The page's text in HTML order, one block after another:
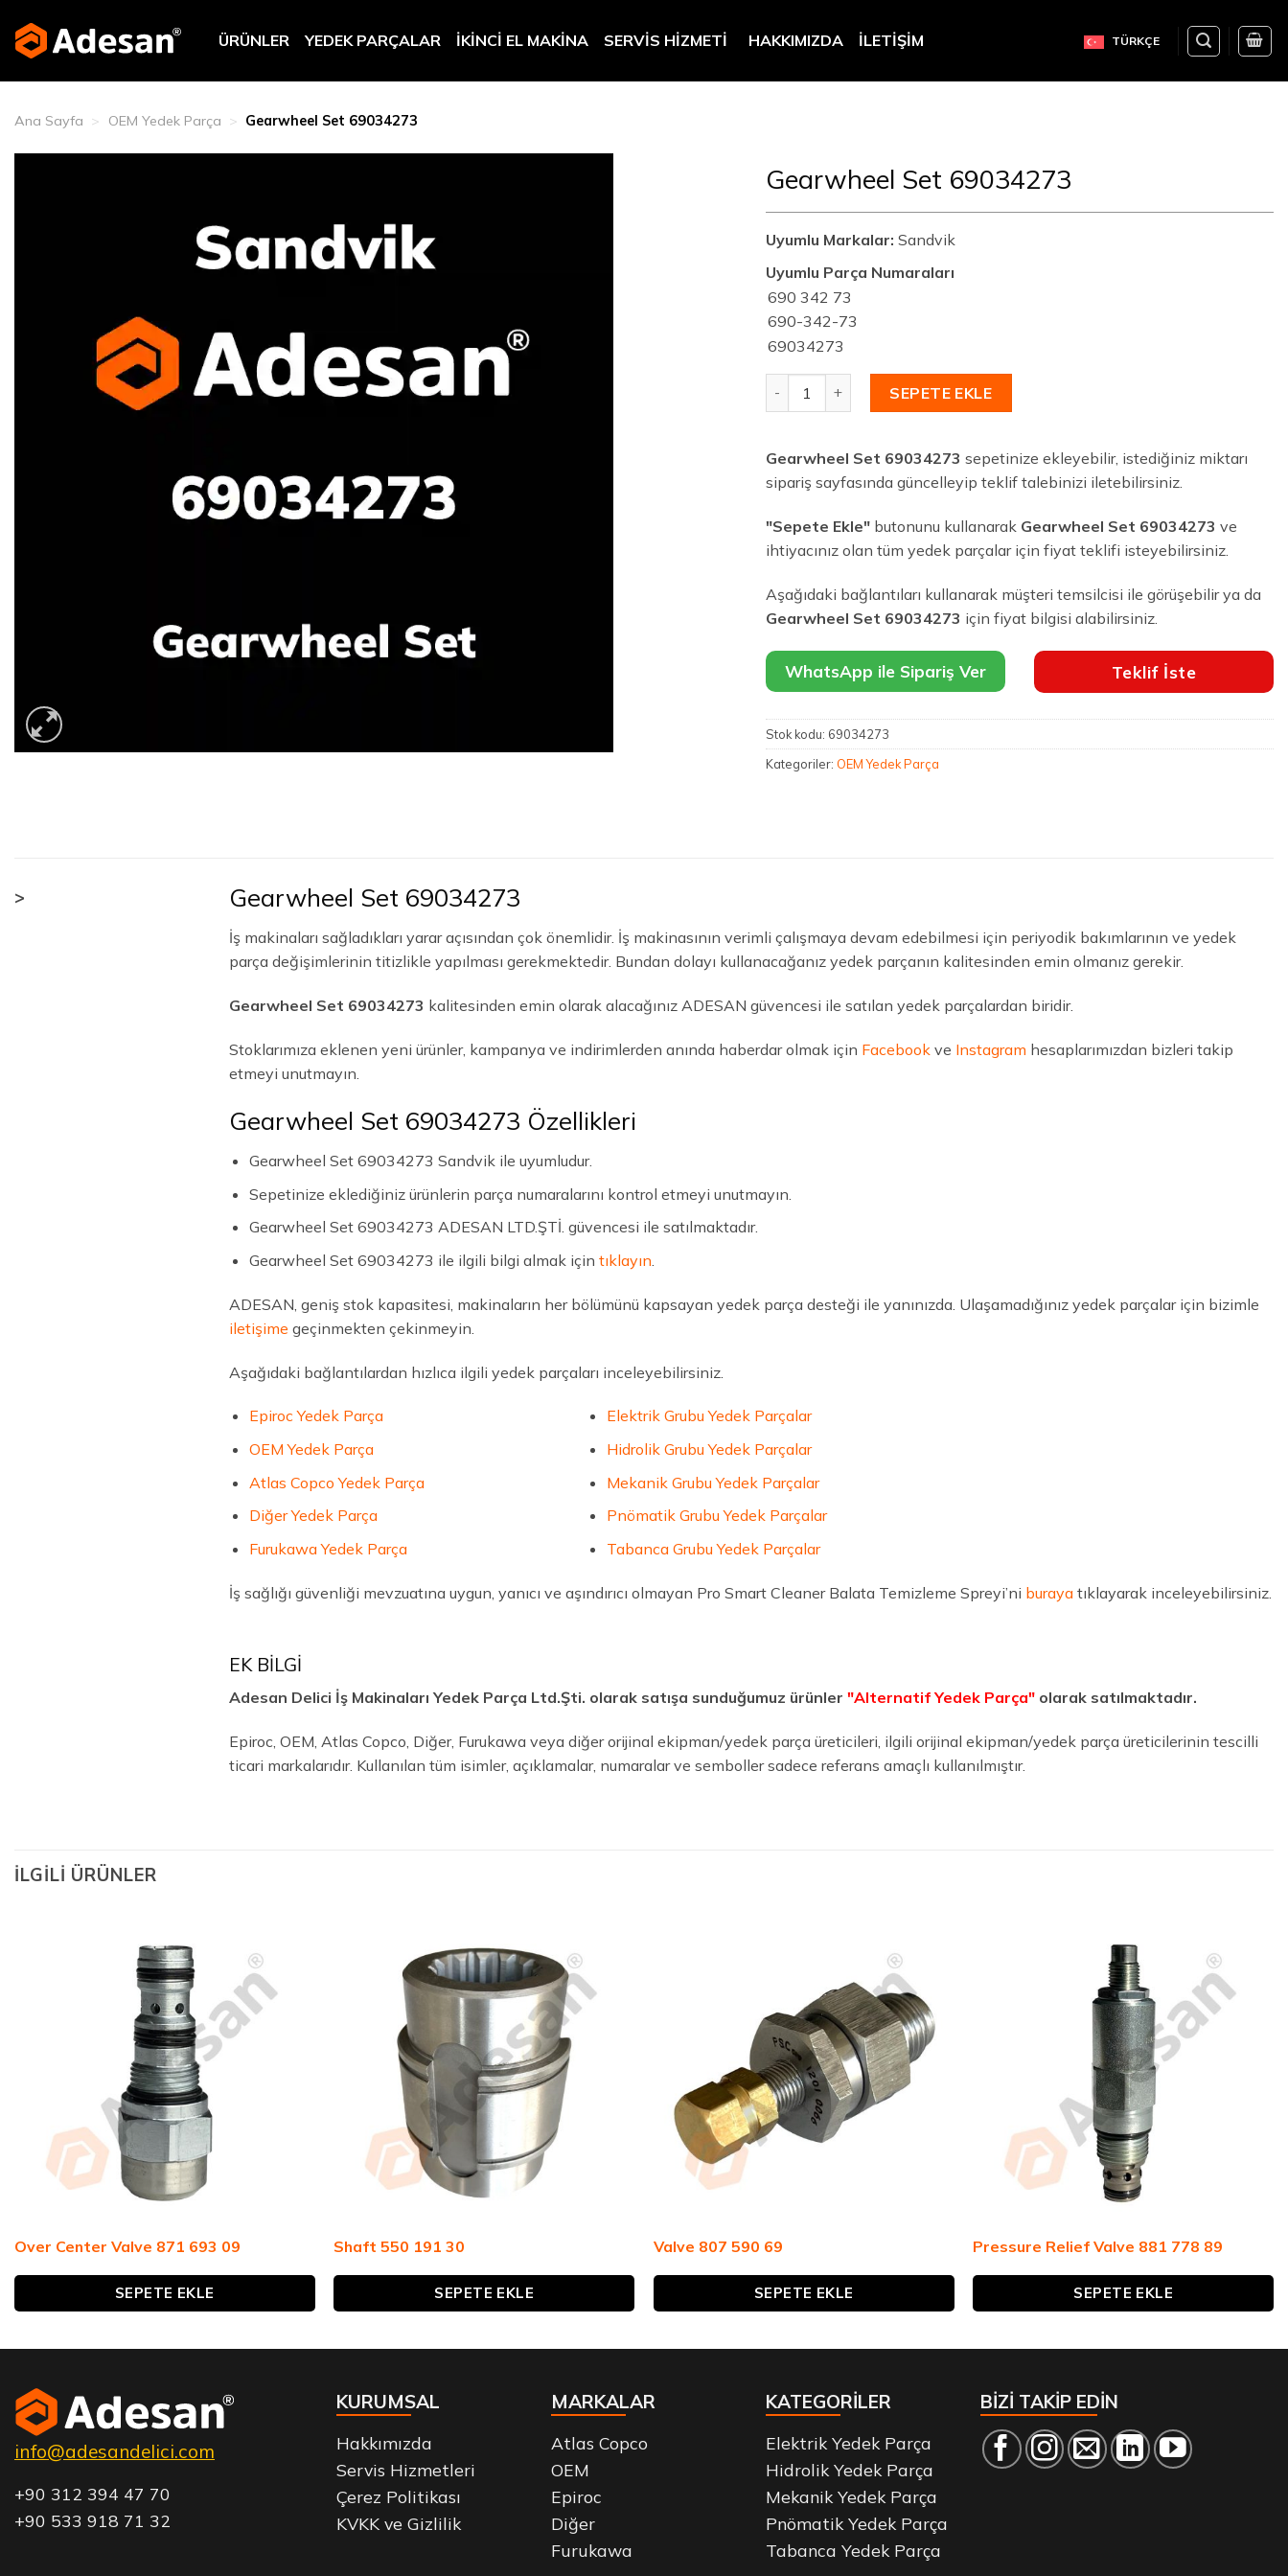
content
ÜRÜNLER YEDEK PARÇALAR İKINCI EL MAKINA SERVIS HIZMETI HAKKIMIZDA İLETIŞIM TÜRKÇE
Ana Sayfa > OEM Yedek Parça > Gearwheel Set 69034273
Gearwheel Set 69034273
Uyumlu Markalar: Sandvik
Uyumlu Parça Numaraları
690 342 73
690-342-73
69034273
SEPETE EKLE
Gearwheel Set 69034273 sepetinize ekleyebilir, istediğiniz miktarı
sipariş sayfasında güncelleyip teklif talebinizi iletebilirsiniz.
"Sepete Ekle" butonunu kullanarak Gearwheel Set 69034273 ve
ihtiyacınız olan tüm yedek parçalar için fiyat teklifi isteyebilirsiniz.
Aşağıdaki bağlantıları kullanarak müşteri temsilcisi ile görüşebilir ya da
Gearwheel Set 69034273 için fiyat bilgisi alabilirsiniz.
WhatsApp ile Sipariş Ver Teklif İste
Stok kodu: 69034273
Kategoriler: OEM Yedek Parça
> Gearwheel Set 69034273
İş makinaları sağladıkları yarar açısından çok önemlidir. İş makinasının verimli çalışmaya devam edebilmesi için periyodik bakımlarının ve yedek
parça değişimlerinin titizlikle yapılması gerekmektedir. Bundan dolayı kullanacağanız yedek parçanın kalitesinden emin olmanız gerekir.
Gearwheel Set 69034273 kalitesinden emin olarak alacağınız ADESAN güvencesi ile satılan yedek parçalardan biridir.
Stoklarımıza eklenen yeni ürünler, kampanya ve indirimlerden anında haberdar olmak için Facebook ve Instagram hesaplarımızdan bizleri takip
etmeyi unutmayın.
Gearwheel Set 69034273 Özellikleri
Gearwheel Set 69034273 Sandvik ile uyumludur.
Sepetinize eklediğiniz ürünlerin parça numaralarını kontrol etmeyi unutmayın.
Gearwheel Set 69034273 ADESAN LTD.ŞTİ. güvencesi ile satılmaktadır.
Gearwheel Set 69034273 ile ilgili bilgi almak için tıklayın.
ADESAN, geniş stok kapasitesi, makinaların her bölümünü kapsayan yedek parça desteği ile yanınızda. Ulaşamadığınız yedek parçalar için bizimle
iletişime geçinmekten çekinmeyin.
Aşağıdaki bağlantılardan hızlıca ilgili yedek parçaları inceleyebilirsiniz.
Epiroc Yedek Parça
OEM Yedek Parça
Atlas Copco Yedek Parça
Diğer Yedek Parça
Furukawa Yedek Parça
Elektrik Grubu Yedek Parçalar
Hidrolik Grubu Yedek Parçalar
Mekanik Grubu Yedek Parçalar
Pnömatik Grubu Yedek Parçalar
Tabanca Grubu Yedek Parçalar
İş sağlığı güvenliği mevzuatına uygun, yanıcı ve aşındırıcı olmayan Pro Smart Cleaner Balata Temizleme Spreyi’ni buraya tıklayarak inceleyebilirsiniz.
EK BİLGİ
Adesan Delici İş Makinaları Yedek Parça Ltd.Şti. olarak satışa sunduğumuz ürünler "Alternatif Yedek Parça" olarak satılmaktadır.
Epiroc, OEM, Atlas Copco, Diğer, Furukawa veya diğer orijinal ekipman/yedek parça üreticileri, ilgili orijinal ekipman/yedek parça üreticilerinin tescilli
ticari markalarıdır. Kullanılan tüm isimler, açıklamalar, numaralar ve semboller sadece referans amaçlı kullanılmıştır.
İLGILI ÜRÜNLER
Over Center Valve 871 693 09
SEPETE EKLE
Shaft 550 191 30
SEPETE EKLE
Valve 807 590 69
SEPETE EKLE
Pressure Relief Valve 881 778 89
SEPETE EKLE
info@adesandelici.com
+90 312 394 47 70
+90 533 918 71 32
KURUMSAL
Hakkımızda
Servis Hizmetleri
Çerez Politikası
KVKK ve Gizlilik
MARKALAR
Atlas Copco
OEM
Epiroc
Diğer
Furukawa
KATEGORİLER
Elektrik Yedek Parça
Hidrolik Yedek Parça
Mekanik Yedek Parça
Pnömatik Yedek Parça
Tabanca Yedek Parça
BİZİ TAKİP EDİN